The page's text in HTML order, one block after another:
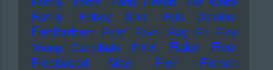
Family
Fatboy Slim Fats Domino
Fehlfarben Feist Fever Ray Fil
Fine
Young Cannibals
FINK Flake
Flea
Fleetwood Mac
Fler
Florian